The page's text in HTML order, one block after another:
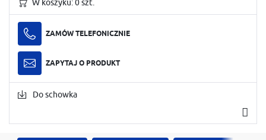
W koszyku:0szt.
ZAMÓW TELEFONICZNIE
ZAPYTAJ O PRODUKT
Do schowka